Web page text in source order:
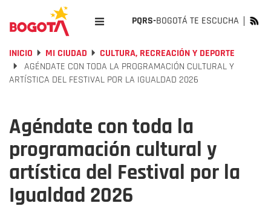
PQRS-BOGOTÁ TE ESCUCHA
INICIO MI CIUDAD
CULTURA, RECREACIÓN Y DEPORTE
AGÉNDATE CON TODA LA PROGRAMACIÓN CULTURAL Y
ARTÍSTICA DEL FESTIVAL POR LA IGUALDAD 2026
Agéndate con toda la
programación cultural y
artística del Festival por la
Igualdad 2026